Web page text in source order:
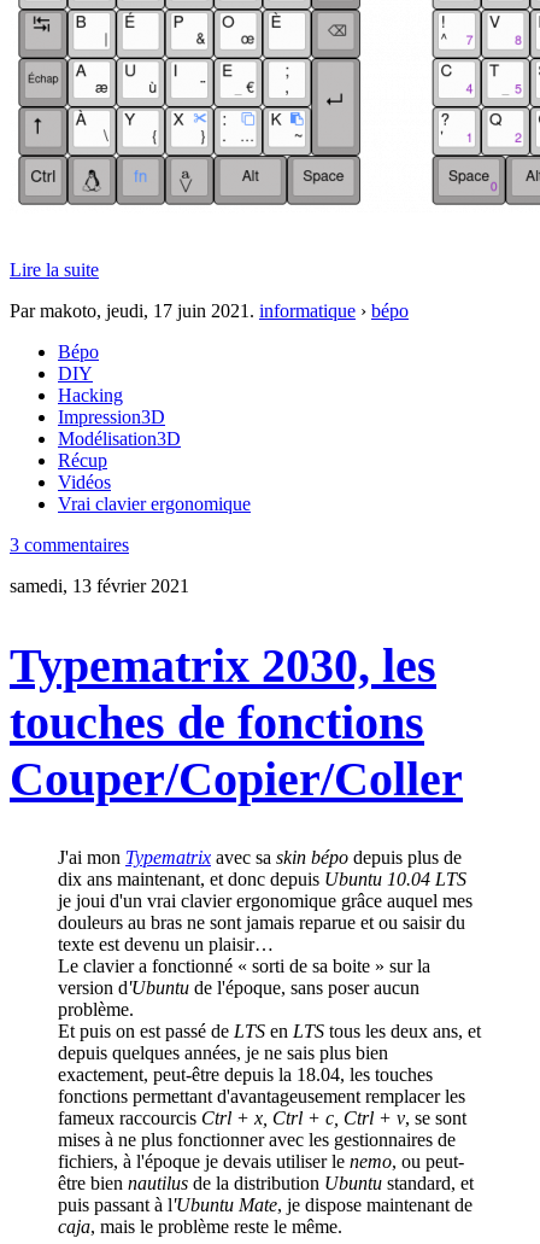
Lire la suite
Par makoto, jeudi, 17 juin 2021 . informatique › bépo
Bépo
DIY
Hacking
Impression3D
Modélisation3D
Récup
Vidéos
Vrai clavier ergonomique
3 commentaires
samedi, 13 février 2021
Typematrix 2030, les
touches de fonctions
Couper/Copier/Coller
J'ai mon Typematrix avec sa skin bépo depuis plus de
dix ans maintenant, et donc depuis Ubuntu 10.04 LTS
je joui d'un vrai clavier ergonomique grâce auquel mes
douleurs au bras ne sont jamais reparue et ou saisir du
texte est devenu un plaisir…
Le clavier a fonctionné « sorti de sa boite » sur la
version d'Ubuntu de l'époque, sans poser aucun
problème.
Et puis on est passé de LTS en LTS tous les deux ans, et
depuis quelques années, je ne sais plus bien
exactement, peut-être depuis la 18.04, les touches
fonctions permettant d'avantageusement remplacer les
fameux raccourcis Ctrl + x, Ctrl + c, Ctrl + v, se sont
mises à ne plus fonctionner avec les gestionnaires de
fichiers, à l'époque je devais utiliser le nemo, ou peut-
être bien nautilus de la distribution Ubuntu standard, et
puis passant à l'Ubuntu Mate, je dispose maintenant de
caja, mais le problème reste le même.